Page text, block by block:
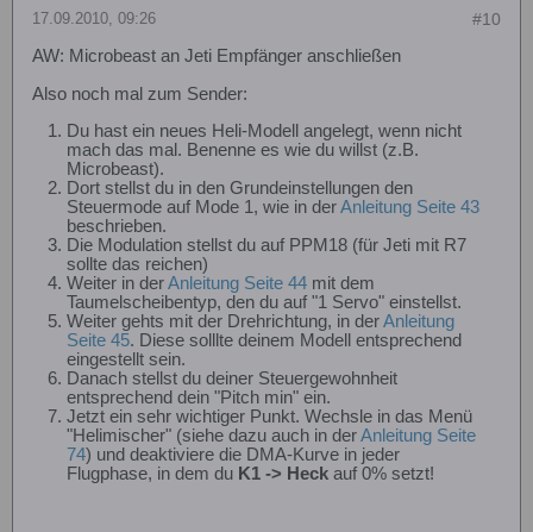
#10
17.09.2010, 09:26
AW: Microbeast an Jeti Empfänger anschließen
Also noch mal zum Sender:
Du hast ein neues Heli-Modell angelegt, wenn nicht
mach das mal. Benenne es wie du willst (z.B.
Microbeast).
Dort stellst du in den Grundeinstellungen den
Steuermode auf Mode 1, wie in derAnleitung Seite 43
beschrieben.
Die Modulation stellst du auf PPM18 (für Jeti mit R7
sollte das reichen)
Weiter in derAnleitung Seite 44 mit dem
Taumelscheibentyp, den du auf "1 Servo" einstellst.
Weiter gehts mit der Drehrichtung, in derAnleitung
Seite 45. Diese solllte deinem Modell entsprechend
eingestellt sein.
Danach stellst du deiner Steuergewohnheit
entsprechend dein "Pitch min" ein.
Jetzt ein sehr wichtiger Punkt. Wechsle in das Menü
"Helimischer" (siehe dazu auch in derAnleitung Seite
74) und deaktiviere die DMA-Kurve in jeder
Flugphase, in dem du K1 -> Heck auf 0% setzt!